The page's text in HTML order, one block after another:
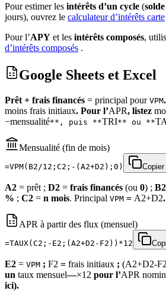
Pour estimer les intérêts d’un cycle (
jours), ouvrez le calculateur d’intérêts carte
Pour l’APY et les intérêts composés,
d’intérêts composés .
Google Sheets et Excel
Prêt + frais financés = principal pour VPM.
moins frais initiaux. Pour l’APR, listez
−mensualité**, puis **TRI** ou **
Mensualité (fin de mois)
=VPM(B2/12;C2;-(A2+D2);0)
A2 = prêt ; D2 = frais financés (ou 0) ; B2
% ; C2 = n mois. Principal VPM = A2+D2.
APR à partir des flux (mensuel)
=TAUX(C2;-E2;(A2+D2-F2))*12
E2 = VPM ; F2 = frais initiaux ; (A2+D2-
un taux mensuel—×12 pour l’APR
ici).